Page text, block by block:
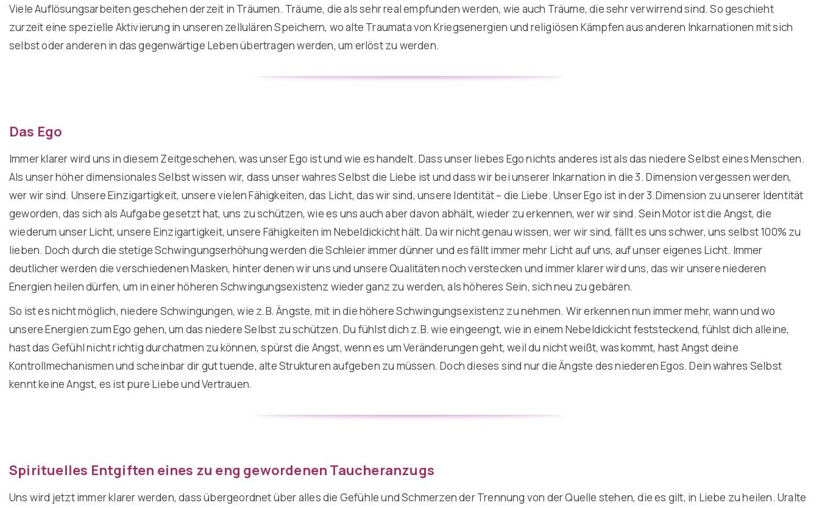
Viele Auflösungsarbeiten geschehen derzeit in Träumen. Träume, die als sehr real empfunden werden, wie auch Träume, die sehr verwirrend sind. So geschieht
zurzeit eine spezielle Aktivierung in unseren zellulären Speichern, wo alte Traumata von Kriegsenergien und religiösen Kämpfen aus anderen Inkarnationen mit sich
selbst oder anderen in das gegenwärtige Leben übertragen werden, um erlöst zu werden.
Das Ego
Immer klarer wird uns in diesem Zeitgeschehen, was unser Ego ist und wie es handelt. Dass unser liebes Ego nichts anderes ist als das niedere Selbst eines Menschen.
Als unser höher dimensionales Selbst wissen wir, dass unser wahres Selbst die Liebe ist und dass wir bei unserer Inkarnation in die 3. Dimension vergessen werden,
wer wir sind. Unsere Einzigartigkeit, unsere vielen Fähigkeiten, das Licht, das wir sind, unsere Identität – die Liebe. Unser Ego ist in der 3.Dimension zu unserer Identität
geworden, das sich als Aufgabe gesetzt hat, uns zu schützen, wie es uns auch aber davon abhält, wieder zu erkennen, wer wir sind. Sein Motor ist die Angst, die
wiederum unser Licht, unsere Einzigartigkeit, unsere Fähigkeiten im Nebeldickicht hält. Da wir nicht genau wissen, wer wir sind, fällt es uns schwer, uns selbst 100% zu
lieben. Doch durch die stetige Schwingungserhöhung werden die Schleier immer dünner und es fällt immer mehr Licht auf uns, auf unser eigenes Licht. Immer
deutlicher werden die verschiedenen Masken, hinter denen wir uns und unsere Qualitäten noch verstecken und immer klarer wird uns, das wir unsere niederen
Energien heilen dürfen, um in einer höheren Schwingungsexistenz wieder ganz zu werden, als höheres Sein, sich neu zu gebären.
So ist es nicht möglich, niedere Schwingungen, wie z.B. Ängste, mit in die höhere Schwingungsexistenz zu nehmen. Wir erkennen nun immer mehr, wann und wo
unsere Energien zum Ego gehen, um das niedere Selbst zu schützen. Du fühlst dich z.B. wie eingeengt, wie in einem Nebeldickicht feststeckend, fühlst dich alleine,
hast das Gefühl nicht richtig durchatmen zu können, spürst die Angst, wenn es um Veränderungen geht, weil du nicht weißt, was kommt, hast Angst deine
Kontrollmechanismen und scheinbar dir gut tuende, alte Strukturen aufgeben zu müssen. Doch dieses sind nur die Ängste des niederen Egos. Dein wahres Selbst
kennt keine Angst, es ist pure Liebe und Vertrauen.
Spirituelles Entgiften eines zu eng gewordenen Taucheranzugs
Uns wird jetzt immer klarer werden, dass übergeordnet über alles die Gefühle und Schmerzen der Trennung von der Quelle stehen, die es gilt, in Liebe zu heilen. Uralte